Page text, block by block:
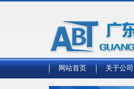
网站首页 关于公司